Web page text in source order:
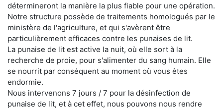
détermineront la manière la plus fiable pour une opération.
Notre structure possède de traitements homologués par le
ministère de l'agriculture, et qui s'avèrent être
particulièrement efficaces contre les punaises de lit.
La punaise de lit est active la nuit, où elle sort à la
recherche de proie, pour s'alimenter du sang humain. Elle
se nourrit par conséquent au moment où vous êtes
endormie.
Nous intervenons 7 jours / 7 pour la désinfection de
punaise de lit, et à cet effet, nous pouvons nous rendre